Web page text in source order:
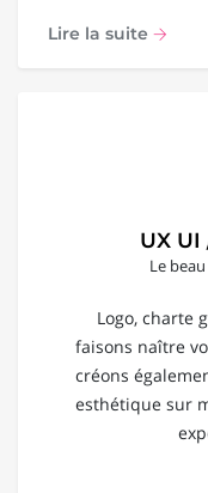
Lire la suite
UX
Le
Logo, charte
faisons naître
créons
esthétique sur